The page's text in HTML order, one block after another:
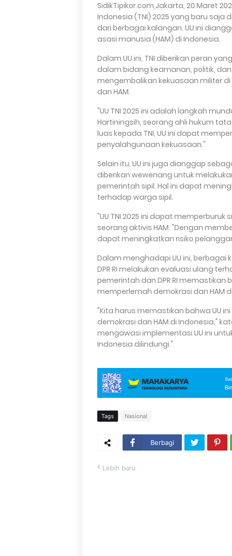
SidikTipikor.com,Jakarta, 20 Maret
Indonesia (TNI) 2025 yang baru saja
dari berbagai kalangan. UU ini
asasi manusia (HAM) di Indonesia.
Dalam UU ini, TNI diberikan peran
dalam bidang keamanan, politik,
mengembalikan kekuasaan militer
dan HAM.
"UU TNI 2025 ini adalah langkah
Hartiningsih, seorang ahli hukum
luas kepada TNI, UU ini dapat
penyalahgunaan kekuasaan."
Selain itu, UU ini juga dianggap
diberikan wewenang untuk
pemerintah sipil. Hal ini dapat
terhadap warga sipil.
"UU TNI 2025 ini dapat memperburuk
seorang aktivis HAM. "Dengan
dapat meningkatkan risiko
Dalam menghadapi UU ini,
DPR RI melakukan evaluasi ulang
pemerintah dan DPR RI memastikan
memperlemah demokrasi dan HAM
"Kita harus memastikan bahwa UU
demokrasi dan HAM di Indonesia,"
mengawasi implementasi UU ini
Indonesia dilindungi."
Tags Nasional
Berbagi
Lebih baru